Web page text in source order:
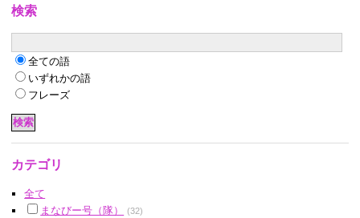
検索
全ての語
いずれかの語
フレーズ
カテゴリ
全て
まなびー号（隊）
(32)